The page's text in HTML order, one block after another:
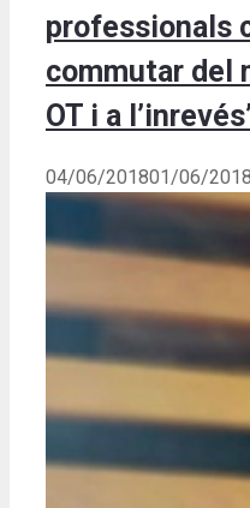
professionals
commutar del
OT i a
04/06/201801/06/2018